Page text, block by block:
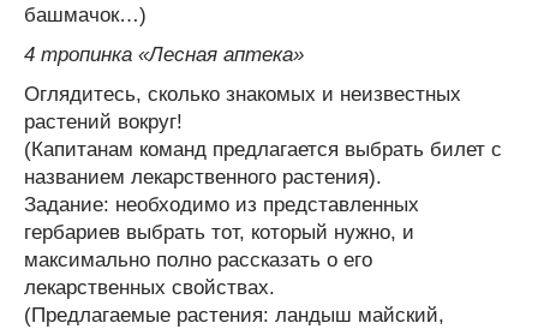
башмачок…)
4 тропинка «Лесная аптека»
Оглядитесь, сколько знакомых и неизвестных
растений вокруг!
(Капитанам команд предлагается выбрать билет с
названием лекарственного растения).
Задание: необходимо из представленных
гербариев выбрать тот, который нужно, и
максимально полно рассказать о его
лекарственных свойствах.
(Предлагаемые растения: ландыш майский,